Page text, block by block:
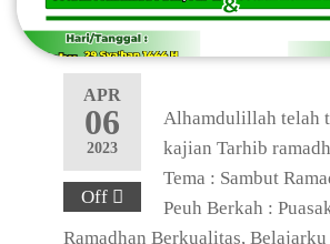
APR
06
2023
Off
Alhamdulillah telah
kajian Tarhib
Tema : Sambut
Peuh Berkah :
Ramadhan Berkualitas, Belajarku